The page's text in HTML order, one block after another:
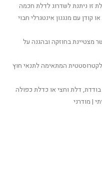
זו ניתנת לשדרוג לדלת חכמה
עם מנגנון אינטגרלי חבוי
מצטיינת בחוזקה ובהגנה על
המתאימה לתנאי חוץ
דלת וחצי או כדלת כפולה
| מודרני